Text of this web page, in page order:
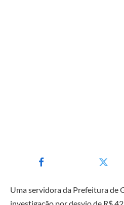
Uma servidora da Prefeitura de